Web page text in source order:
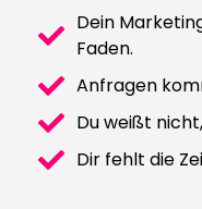
Dein
Faden.
Anfragen
Du weißt
Dir fehlt die